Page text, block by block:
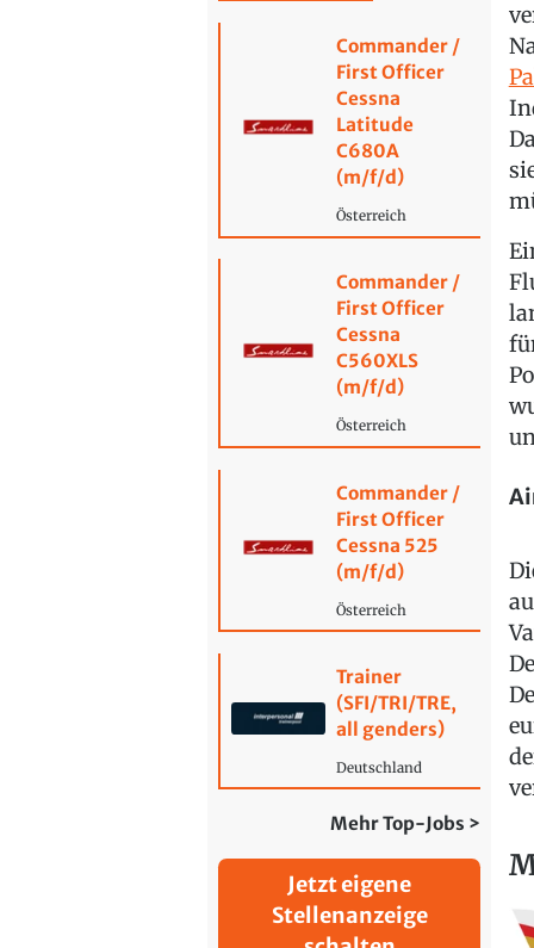
Commander /
First Officer
Cessna
Latitude
C680A
(m/f/d)
Österreich
Commander /
First Officer
Cessna
C560XLS
(m/f/d)
Österreich
Commander /
First Officer
Cessna 525
(m/f/d)
Österreich
Trainer
(SFI/TRI/TRE,
all genders)
Deutschland
Mehr Top-Jobs >
Jetzt eigene
Stellenanzeige